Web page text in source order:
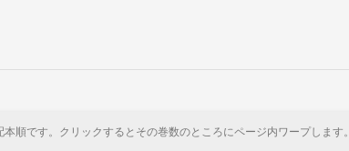
順です。クリックするとその巻数のところにページ内ワープします。